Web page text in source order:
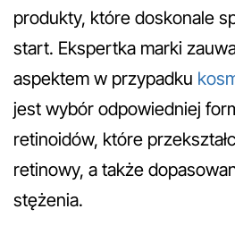
produkty, które doskonale
start. Ekspertka marki
aspektem w przypadku
jest wybór odpowiedniej
retinoidów, które
retinowy, a także
stężenia.